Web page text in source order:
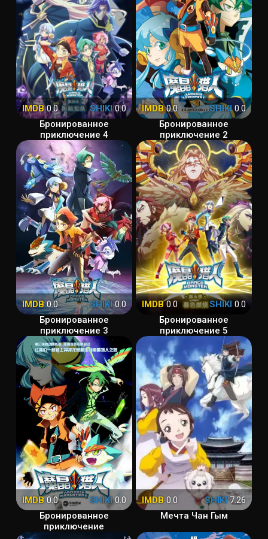
IMDB0.0 SHIKI0.0
Бронированное
приключение 4
IMDB0.0 SHIKI0.0
Бронированное
приключение 2
IMDB0.0 SHIKI0.0
Бронированное
приключение 3
IMDB0.0 SHIKI 0.0
Бронированное
приключение 5
IMDB0.0 SHIKI0.0
Бронированное
приключение
IMDB 0.0 SHIKI7.26
Мечта Чан Гым